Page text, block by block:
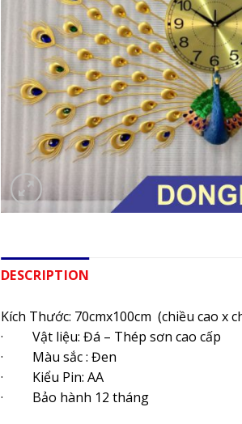
DESCRIPTION
Kích Thước: 70cmx100cm (chiều cao x
· Vật liệu: Đá – Thép sơn cao cấp
· Màu sắc : Đen
· Kiểu Pin: AA
· Bảo hành 12 tháng